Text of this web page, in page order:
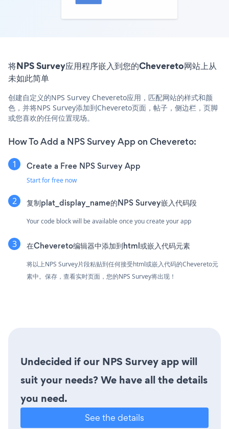
将NPS Survey应用程序嵌入到您的Chevereto网站上从
未如此简单
创建自定义的NPS Survey Chevereto应用，匹配网站的样式和颜
色，并将NPS Survey添加到Chevereto页面，帖子，侧边栏，页脚
或您喜欢的任何位置现场。
How To Add a NPS Survey App on Chevereto:
Create a Free NPS Survey App
Start for free now
复制plat_display_name的NPS Survey嵌入代码段
Your code block will be available once you create your app
在Chevereto编辑器中添加到html或嵌入代码元素
将以上NPS Survey片段粘贴到任何接受html或嵌入代码的Chevereto元
素中。保存，查看实时页面，您的NPS Survey将出现！
Undecided if our NPS Survey app will
suit your needs? We have all the details
you need.
See the details